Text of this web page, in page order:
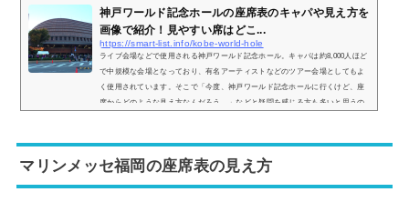
神戸ワールド記念ホールの座席表のキャパや見え方を
画像で紹介！見やすい席はどこ...
https://smart-list.info/kobe-world-hole
ライブ会場などで使用される神戸ワールド記念ホール。キャパは約8,000人ほど
で中規模な会場となっており、有名アーティストなどのツアー会場としてもよ
く使用されています。そこで「今度、神戸ワールド記念ホールに行くけど、座
席からどのような見え方なんだろう…」などと疑問を感じる方も多いと思うの
戸ワールド記念ホールの座席表の画像は以下の通りになります。神戸ワールド
記念ホ...
マリンメッセ福岡の座席表の見え方